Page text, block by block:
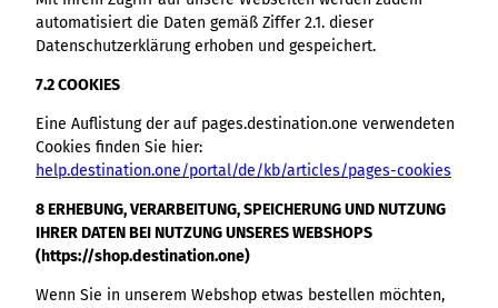
automatisiert die Daten gemäß Ziffer 2.1. dieser
Datenschutzerklärung erhoben und gespeichert.
7.2 COOKIES
Eine Auflistung der auf pages.destination.one verwendeten
Cookies finden Sie hier:
help.destination.one/portal/de/kb/articles/pages-cookies
8 ERHEBUNG, VERARBEITUNG, SPEICHERUNG UND NUTZUNG
IHRER DATEN BEI NUTZUNG UNSERES WEBSHOPS
(https://shop.destination.one)
Wenn Sie in unserem Webshop etwas bestellen möchten,